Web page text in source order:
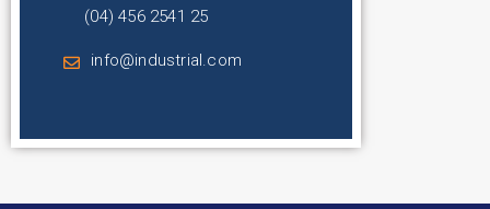
(04) 456 2541 25
info@industrial.com